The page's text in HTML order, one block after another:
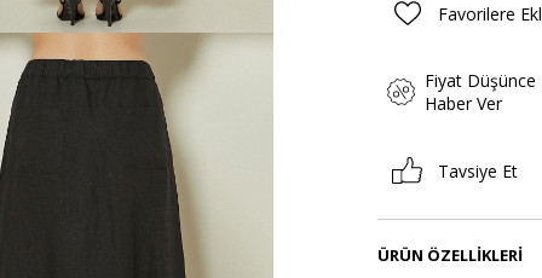
Favorilere
Fiyat Düşünce
Haber Ver
Tavsiye Et
ÜRÜN ÖZELLIKLERI